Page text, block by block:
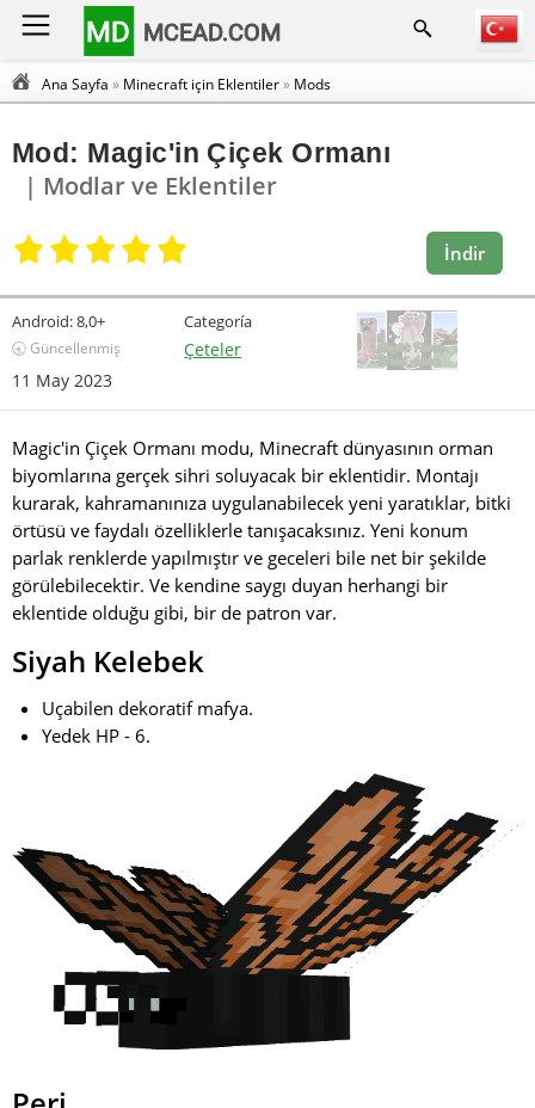
MD MCEAD.COM
Ana Sayfa » Minecraft için Eklentiler» Mods
Mod: Magic'in Çiçek Ormanı
| Modlar ve Eklentiler
İndir
Android:8,0+
🕣 Güncellenmiş
11 May 2023
Categoría
Çeteler
Magic'in Çiçek Ormanı modu, Minecraft dünyasının orman
biyomlarına gerçek sihri soluyacak bir eklentidir. Montajı
kurarak, kahramanınıza uygulanabilecek yeni yaratıklar, bitki
örtüsü ve faydalı özelliklerle tanışacaksınız. Yeni konum
parlak renklerde yapılmıştır ve geceleri bile net bir şekilde
görülebilecektir. Ve kendine saygı duyan herhangi bir
eklentide olduğu gibi, bir de patron var.
Siyah Kelebek
Uçabilen dekoratif mafya.
Yedek HP - 6.